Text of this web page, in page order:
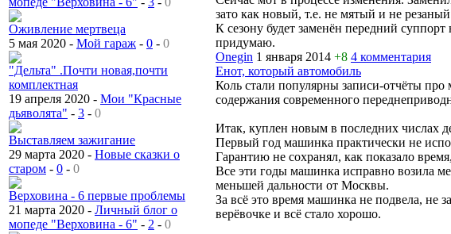
Оживление мертвеца
5 мая 2020 - Мой гараж - 0 - 0
"Дельта" .Почти новая,почти
комплектная
19 апреля 2020 - Мои "Красные
дьяволята" - 3 - 0
Выставляем зажигание
29 марта 2020 - Новые сказки о
старом - 0 - 0
Верховина - 6 первые проблемы
21 марта 2020 - Личный блог о
мопеде "Верховина - 6" - 2 - 0
зато как новый, т.е. не мятый и не
К сезону будет заменён передний
придумаю.
Onegin 1 января 2014 +8 4 комментария
Енот, который автомобиль
Коль стали популярны записи-отчёты
содержания современного
Итак, куплен новым в последних числах
Первый год машинка практически не
Гарантию не сохранял, как показало
Все эти годы машинка исправно возила
меньшей дальности от Москвы.
За всё это время машинка не подвела, не
верёвочке и всё стало хорошо.